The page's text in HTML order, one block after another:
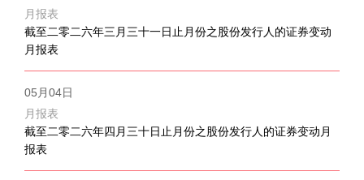
月报表
截至二零二六年三月三十一日止月份之股份发行人的证券变动
月报表
05月04日
月报表
截至二零二六年四月三十日止月份之股份发行人的证券变动月
报表